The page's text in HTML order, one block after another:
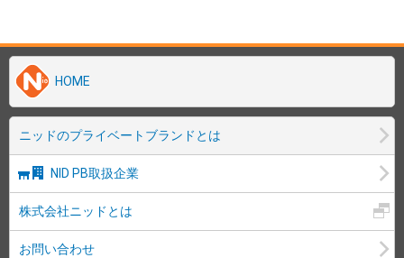
HOME
ニッドのプライベートブランドとは
NID PB取扱企業
株式会社ニッドとは
お問い合わせ